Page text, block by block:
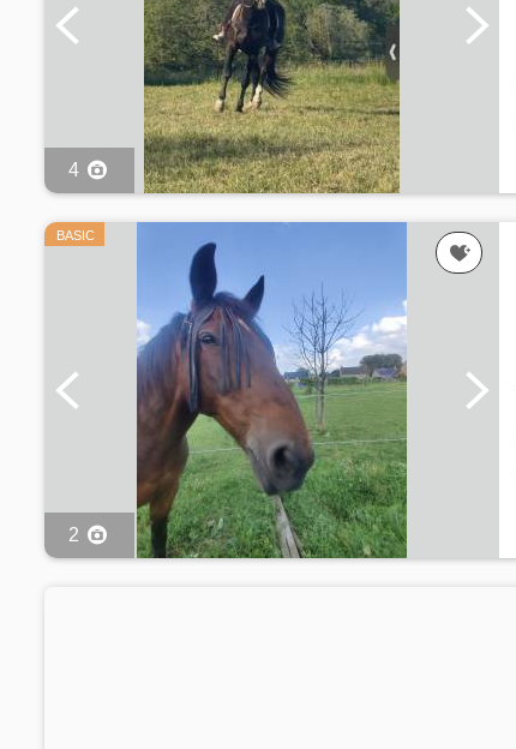
4
BASIC
2